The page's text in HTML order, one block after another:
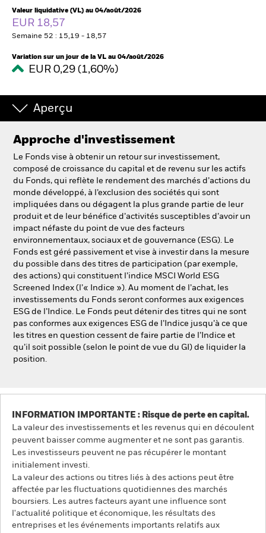
Change location
BlackRock
iShares
Aladdin
Valeur liquidative (VL) au 04/août/2026
EUR 18,57
Semaine 52 : 15,19 - 18,57
Variation sur un jour de la VL au 04/août/2026
EUR 0,29 (1,60%)
Aperçu
Approche d'investissement
Le Fonds vise à obtenir un retour sur investissement,
composé de croissance du capital et de revenu sur les actifs
du Fonds, qui reflète le rendement des marchés d’actions du
monde développé, à l’exclusion des sociétés qui sont
impliquées dans ou dégagent la plus grande partie de leur
produit et de leur bénéfice d’activités susceptibles d’avoir un
impact néfaste du point de vue des facteurs
environnementaux, sociaux et de gouvernance (ESG). Le
Fonds est géré passivement et vise à investir dans la mesure
du possible dans des titres de participation (par exemple,
des actions) qui constituent l’indice MSCI World ESG
Screened Index (l’« Indice »). Au moment de l’achat, les
investissements du Fonds seront conformes aux exigences
ESG de l’Indice. Le Fonds peut détenir des titres qui ne sont
pas conformes aux exigences ESG de l’Indice jusqu’à ce que
les titres en question cessent de faire partie de l’Indice et
qu’il soit possible (selon le point de vue du GI) de liquider la
position.
INFORMATION IMPORTANTE : Risque de perte en capital.
La valeur des investissements et les revenus qui en découlent
peuvent baisser comme augmenter et ne sont pas garantis.
Les investisseurs peuvent ne pas récupérer le montant
initialement investi.
La valeur des actions ou titres liés à des actions peut être
affectée par les fluctuations quotidiennes des marchés
boursiers. Les autres facteurs ayant une influence sont
l'actualité politique et économique, les résultats des
entreprises et les événements importants relatifs aux